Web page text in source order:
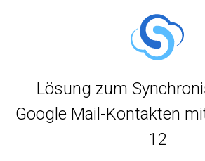
Lösung zum
Google Mail-Kontakten
12